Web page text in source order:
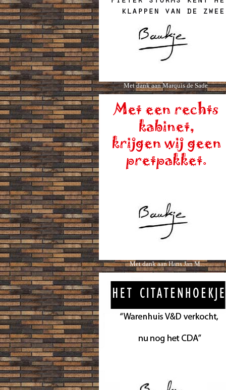
Met dank aan Marquis de Sade
Met dank aan Hans Jan M.